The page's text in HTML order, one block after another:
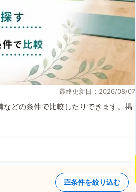
最終更新日：2026/08/07
どの条件で比較したりできます。掲
条件を絞り込む